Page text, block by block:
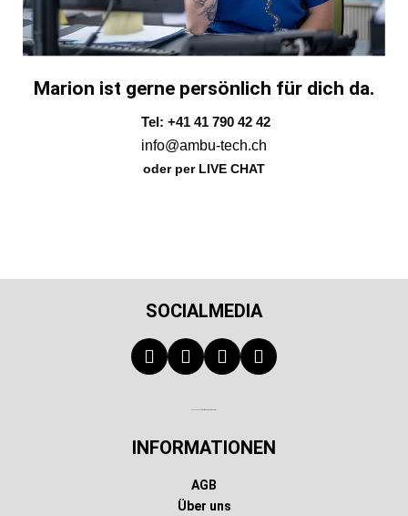
Marion ist gerne persönlich für dich da.
Tel: +41 41 790 42 42
info@ambu-tech.ch
oder per LIVE CHAT
SOCIALMEDIA
INFORMATIONEN
AGB
Über uns